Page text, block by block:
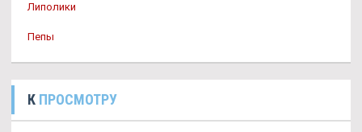
Липолики
Пепы
К ПРОСМОТРУ